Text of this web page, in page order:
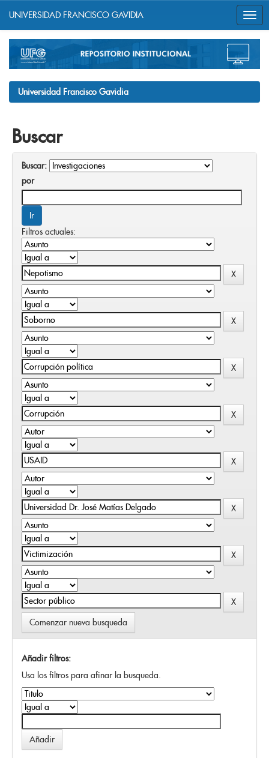
navigation
UNIVERSIDAD FRANCISCO GAVIDIA
Universidad Francisco Gavidia
Buscar
Buscar:
por
Filtros actuales:
Comenzar nueva busqueda
Añadir filtros:
Usa los filtros para afinar la busqueda.